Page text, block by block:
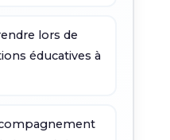
lors de
éducatives à